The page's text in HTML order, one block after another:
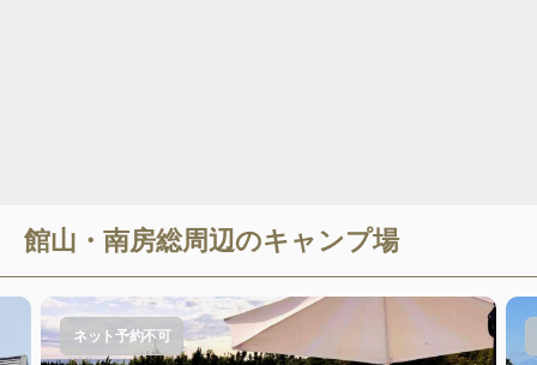
館山・南房総周辺のキャンプ場
ネット予約不可